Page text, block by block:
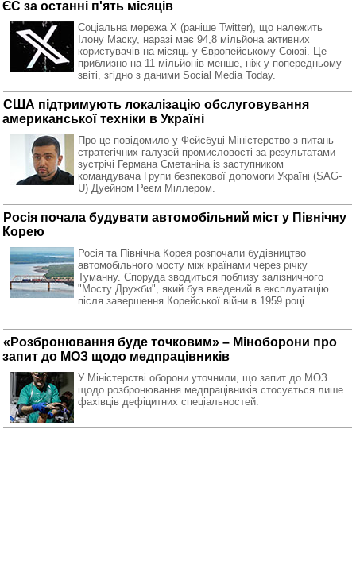
ЄС за останні п'ять місяців
Соціальна мережа X (раніше Twitter), що належить
Ілону Маску, наразі має 94,8 мільйона активних
користувачів на місяць у Європейському Союзі. Це
приблизно на 11 мільйонів менше, ніж у попередньому
звіті, згідно з даними Social Media Today.
США підтримують локалізацію обслуговування
американської техніки в Україні
Про це повідомило у Фейсбуці Міністерство з питань
стратегічних галузей промисловості за результатами
зустрічі Германа Сметаніна із заступником
командувача Групи безпекової допомоги Україні (SAG-
U) Дуейном Реєм Міллером.
Росія почала будувати автомобільний міст у Північну
Корею
Росія та Північна Корея розпочали будівництво
автомобільного мосту між країнами через річку
Туманну. Споруда зводиться поблизу залізничного
"Мосту Дружби", який був введений в експлуатацію
після завершення Корейської війни в 1959 році.
«Розбронювання буде точковим» – Міноборони про
запит до МОЗ щодо медпрацівників
У Міністерстві оборони уточнили, що запит до МОЗ
щодо розбронювання медпрацівників стосується лише
фахівців дефіцитних спеціальностей.